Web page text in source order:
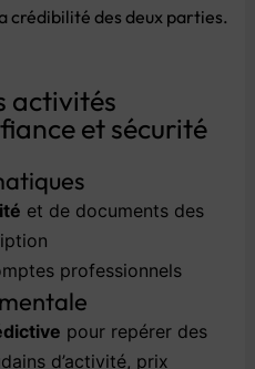
crédibilitédesdeux parties.
activités
etsécurité
et de documents des
professionnels
pour repérer des
d’activité, prix